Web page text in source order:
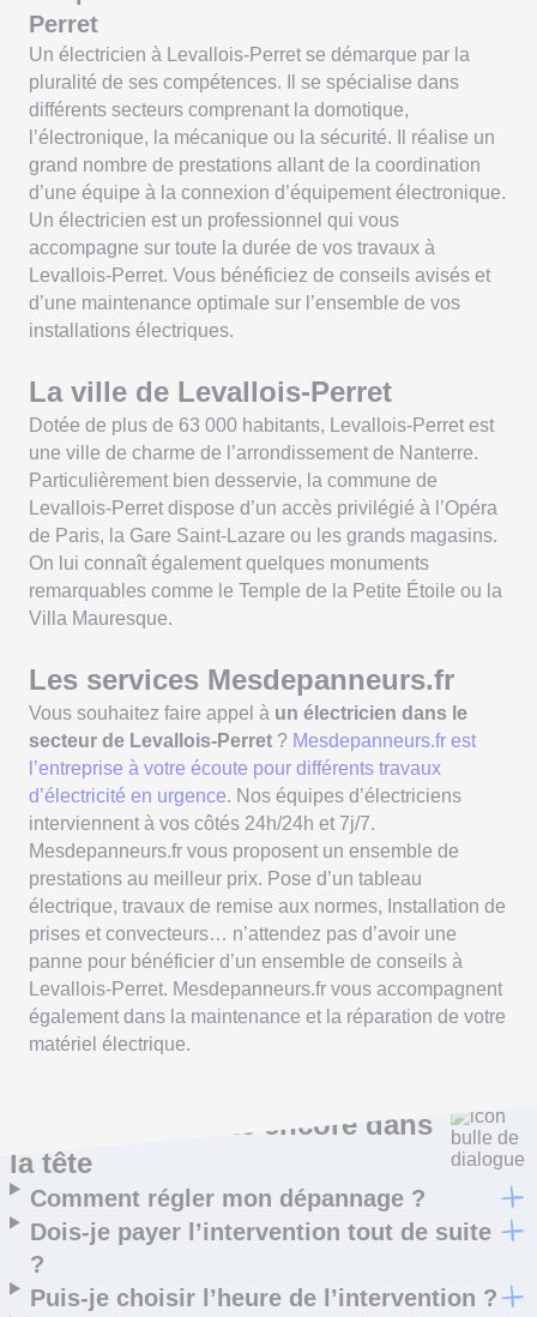
Perret
Un électricien à Levallois-Perret se démarque par la
pluralité de ses compétences. Il se spécialise dans
différents secteurs comprenant la domotique,
l’électronique, la mécanique ou la sécurité. Il réalise un
grand nombre de prestations allant de la coordination
d’une équipe à la connexion d’équipement électronique.
Un électricien est un professionnel qui vous
accompagne sur toute la durée de vos travaux à
Levallois-Perret. Vous bénéficiez de conseils avisés et
d’une maintenance optimale sur l’ensemble de vos
installations électriques.
La ville de Levallois-Perret
Dotée de plus de 63 000 habitants, Levallois-Perret est
une ville de charme de l’arrondissement de Nanterre.
Particulièrement bien desservie, la commune de
Levallois-Perret dispose d’un accès privilégié à l’Opéra
de Paris, la Gare Saint-Lazare ou les grands magasins.
On lui connaît également quelques monuments
remarquables comme le Temple de la Petite Étoile ou la
Villa Mauresque.
Les services Mesdepanneurs.fr
Vous souhaitez faire appel à un électricien dans le
secteur de Levallois-Perret ? Mesdepanneurs.fr est
l’entreprise à votre écoute pour différents travaux
d’électricité en urgence. Nos équipes d’électriciens
interviennent à vos côtés 24h/24h et 7j/7.
Mesdepanneurs.fr vous proposent un ensemble de
prestations au meilleur prix. Pose d’un tableau
électrique, travaux de remise aux normes, Installation de
prises et convecteurs… n’attendez pas d’avoir une
panne pour bénéficier d’un ensemble de conseils à
Levallois-Perret. Mesdepanneurs.fr vous accompagnent
également dans la maintenance et la réparation de votre
matériel électrique.
Ce qui vous trotte encore dans
la tête
Comment régler mon dépannage ?
Dois-je payer l’intervention tout de suite
?
Puis-je choisir l’heure de l’intervention ?